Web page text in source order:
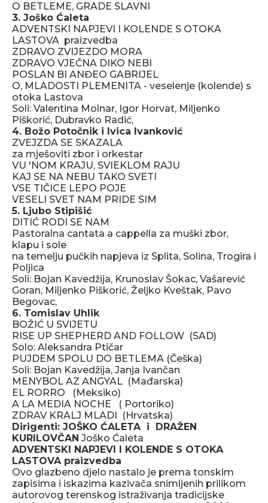
O BETLEME, GRADE SLAVNI
3. Joško Ćaleta
ADVENTSKI NAPJEVI I KOLENDE S OTOKA
LASTOVA praizvedba
ZDRAVO ZVIJEZDO MORA
ZDRAVO VJEČNA DIKO NEBI
POSLAN BI ANĐEO GABRIJEL
O, MLADOSTI PLEMENITA - veselenje (kolende) s
otoka Lastova
Soli: Valentina Molnar, Igor Horvat, Miljenko
Piškorić, Dubravko Radić,
4. Božo Potočnik i Ivica Ivanković
ZVEJZDA SE SKAZALA
za mješoviti zbor i orkestar
VU 'NOM KRAJU, SVIEKLOM RAJU
KAJ SE NA NEBU TAKO SVETI
VSE TIČICE LEPO POJE
VESELI SVET NAM PRIDE SIM
5. Ljubo Stipišić
DITIĆ RODI SE NAM
Pastoralna cantata a cappella za muški zbor,
klapu i sole
na temelju pučkih napjeva iz Splita, Solina, Trogira i
Poljica
Soli: Bojan Kavedžija, Krunoslav Šokac, Vašarević
Goran, Miljenko Piškorić, Željko Kveštak, Pavo
Begovac,
6. Tomislav Uhlik
BOŽIĆ U SVIJETU
RISE UP SHEPHERD AND FOLLOW (SAD)
Solo: Aleksandra Ptičar
PUJDEM SPOLU DO BETLEMA (Češka)
Soli: Bojan Kavedžija, Janja Ivančan
MENYBOL AZ ANGYAL (Mađarska)
EL RORRO (Meksiko)
A LA MEDIA NOCHE ( Portoriko)
ZDRAV KRALJ MLADI (Hrvatska)
Dirigenti: JOŠKO ĆALETA i DRAŽEN
KURILOVČAN Joško Ćaleta
ADVENTSKI NAPJEVI I KOLENDE S OTOKA
LASTOVA praizvedba
Ovo glazbeno djelo nastalo je prema tonskim
zapisima i iskazima kazivača snimljenih prilikom
autorovog terenskog istraživanja tradicijske